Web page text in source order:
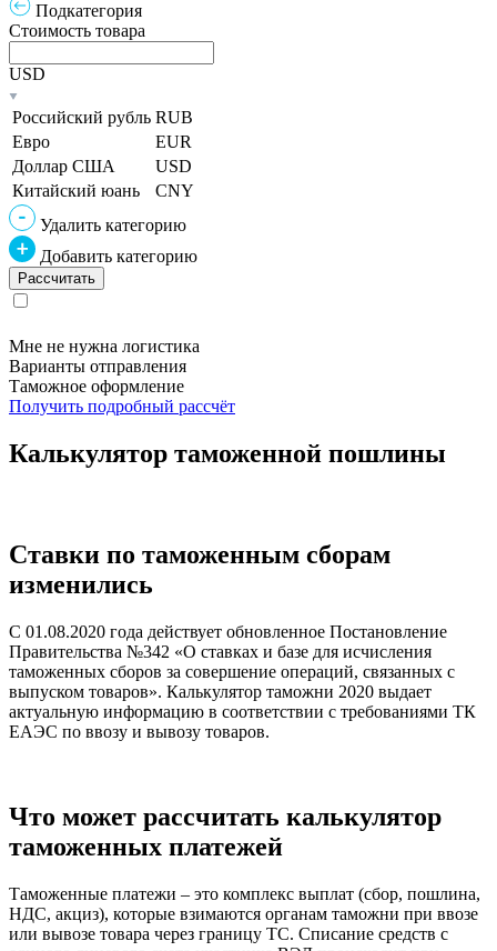
Подкатегория
Стоимость товара
USD
Российский рубль RUB
Евро
EUR
Доллар США
USD
Китайский юань
CNY
Удалить категорию
Добавить категорию
Мне не нужна логистика
Варианты отправления
Таможное оформление
Получить подробный рассчёт
Калькулятор таможенной пошлины
Ставки по таможенным сборам
изменились
С 01.08.2020 года действует обновленное Постановление
Правительства №342 «О ставках и базе для исчисления
таможенных сборов за совершение операций, связанных с
выпуском товаров». Калькулятор таможни 2020 выдает
актуальную информацию в соответствии с требованиями ТК
ЕАЭС по ввозу и вывозу товаров.
Что может рассчитать калькулятор
таможенных платежей
Таможенные платежи – это комплекс выплат (сбор, пошлина,
НДС, акциз), которые взимаются органам таможни при ввозе
или вывозе товара через границу ТС. Списание средств с